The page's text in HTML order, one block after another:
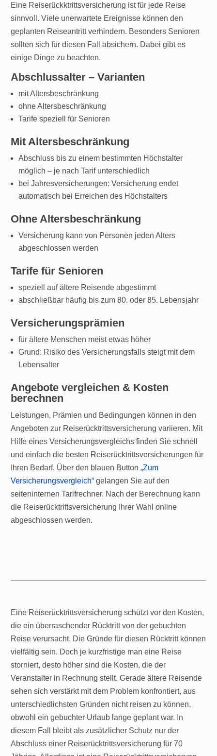
Eine Reiserückktrittsversicherung ist für jede Reise
sinnvoll. Viele unerwartete Ereignisse können den
geplanten Reiseantritt verhindern. Besonders Senioren
sollten sich für diesen Fall absichern. Dabei gibt es
einige Dinge zu beachten.
Abschlussalter – Varianten
mit Altersbeschränkung
ohne Altersbeschränkung
Tarife speziell für Senioren
Mit Altersbeschränkung
Abschluss bis zu einem bestimmten Höchstalter
möglich – je nach Tarif unterschiedlich
bei Jahresversicherungen: Versicherung endet
automatisch bei Erreichen des Höchstalters
Ohne Altersbeschränkung
Versicherung kann von Personen jeden Alters
abgeschlossen werden
Tarife für Senioren
speziell auf ältere Reisende abgestimmt
abschließbar häufig bis zum 80. oder 85. Lebensjahr
Versicherungsprämien
für ältere Menschen meist etwas höher
Grund: Risiko des Versicherungsfalls steigt mit dem
Lebensalter
Angebote vergleichen & Kosten
berechnen
Leistungen, Prämien und Bedingungen können in den
Angeboten zur Reiserücktrittsversicherung variieren. Mit
Hilfe eines Versicherungsvergleichs finden Sie schnell
und einfach die besten Reiserücktrittsversicherungen für
Ihren Bedarf. Über den blauen Button„Zum
Versicherungsvergleich“ gelangen Sie auf den
seiteninternen Tarifrechner. Nach der Berechnung kann
die Reiserücktrittsversicherung Ihrer Wahl online
abgeschlossen werden.
Eine Reiserücktrittsversicherung schützt vor den Kosten,
die ein überraschender Rücktritt von der gebuchten
Reise verursacht. Die Gründe für diesen Rücktritt können
vielfältig sein. Doch je kurzfristige man eine Reise
storniert, desto höher sind die Kosten, die der
Veranstalter in Rechnung stellt. Gerade ältere Reisende
sehen sich verstärkt mit dem Problem konfrontiert, aus
unterschiedlichsten Gründen nicht reisen zu können,
obwohl ein gebuchter Urlaub lange geplant war. In
diesem Fall bleibt als zusätzlicher Schutz nur der
Abschluss einer Reiserücktrittsversicherung für 70